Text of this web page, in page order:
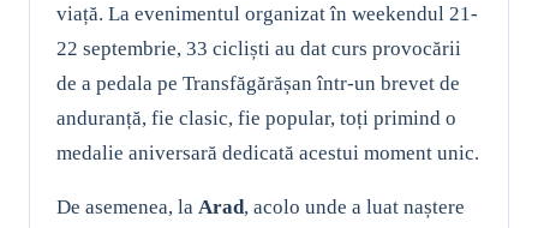
viață. La evenimentul organizat în weekendul 21-
22 septembrie, 33 cicliști au dat curs provocării
de a pedala pe Transfăgărășan într-un brevet de
anduranță, fie clasic, fie popular, toți primind o
medalie aniversară dedicată acestui moment unic.
De asemenea, la Arad, acolo unde a luat naștere